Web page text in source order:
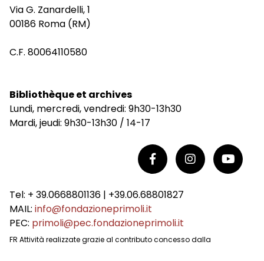
Via G. Zanardelli, 1
00186 Roma (RM)
C.F. 80064110580
Bibliothèque et archives
Lundi, mercredi, vendredi: 9h30-13h30
Mardi, jeudi: 9h30-13h30 / 14-17
Tel: + 39.0668801136 | +39.06.68801827
MAIL: info@fondazioneprimoli.it
PEC: primoli@pec.fondazioneprimoli.it
FR Attività realizzate grazie al contributo concesso dalla